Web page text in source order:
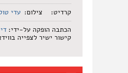
קרדיט:
צילום: עדי
הכתבה הופקה על-ידי:
קישור ישיר לצפייה